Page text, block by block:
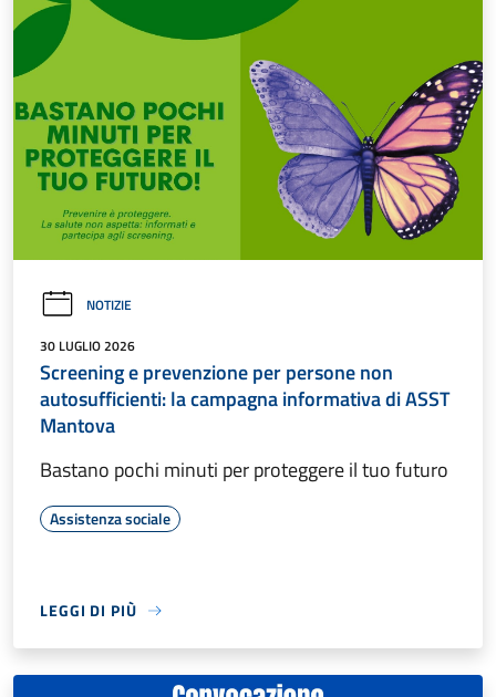
NOTIZIE
30 LUGLIO 2026
Screening e prevenzione per persone non
autosufficienti: la campagna informativa di ASST
Mantova
Bastano pochi minuti per proteggere il tuo futuro
Assistenza sociale
LEGGI DI PIÙ